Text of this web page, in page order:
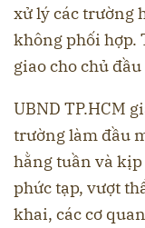
xử lý các trường
không phối hợp.
giao cho chủ
UBND TP.HCM
trường làm đầu
hằng tuần và
phức tạp, vượt
khai, các cơ